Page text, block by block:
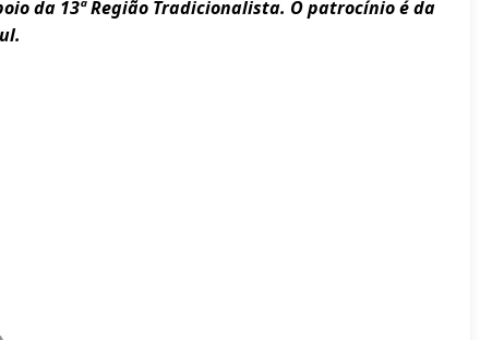
da 13ª Região Tradicionalista. O patrocínio é da